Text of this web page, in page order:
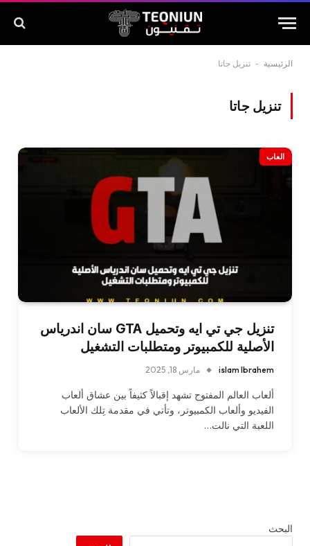
الرئيسية - تنزيل جاتا
تنزيل جاتا
العاب
تنزيل جي تي ايه وتحميل GTA سان اندرياس
الأصلية للكمبيوتر ومتطلبات التشغيل
islam Ibrahem مارس 18, 2025
ألعاب العالم المفتوح تشهد إقبالاً كثيفاً بين عشاق ألعاب
الفيديو وألعاب الكمبيوتر، وتأتي في مقدمة تِلك الألعاب
اللعبة التي نالت…
البحث